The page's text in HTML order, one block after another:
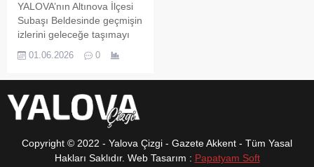
YALOVA’nın Altınova İlçesi
Subaşı Beldesinde geçmişin
izlerini geleceğe taşımayı
çalışma başlatıldı. Subaşı
yılında göçmenler için inşa
edilen Cumhuriyet dönemi
kuruluşundan 1960’lı yıllara
kadar uzanan yerleşim
01.06.2026 0
Copyright © 2022 - Yalova Çizgi - Gazete Akkent - Tüm Yasal
Hakları Saklıdır. Web Tasarım : Papatyam Soft